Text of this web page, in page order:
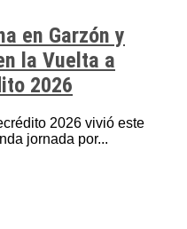
en Garzón y
la Vuelta a
2026
2026 vivió este
jornada por...